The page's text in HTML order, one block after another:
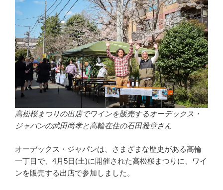
高松桜まつりの出店でワインを販売するオーデックス・
ジャパンの武田尚孝と高輪在住の石田雅章さん
オーデックス・ジャパンは、さまざまな歴史がある高輪
一丁目で、4月5日(土)に開催された高松桜まつりに、ワイ
ンを販売する出店で参加しました。